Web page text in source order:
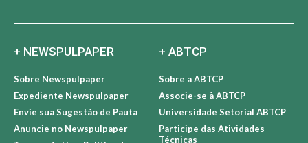
+ NEWSPULPAPER
Sobre Newspulpaper
Expediente Newspulpaper
Envie sua Sugestão de Pauta
Anuncie no Newspulpaper
+ ABTCP
Sobre a ABTCP
Associe-se à ABTCP
Universidade Setorial ABTCP
Participe das Atividades
Técnicas